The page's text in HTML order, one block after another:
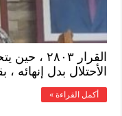
القرار
الأحتلال بدل إنهائه
أكمل القراءة »